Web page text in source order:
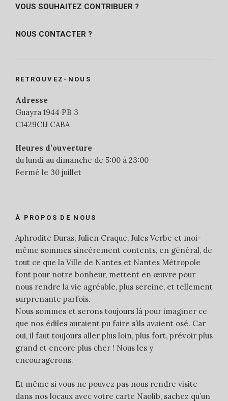
VOUS SOUHAITEZ CONTRIBUER ?
NOUS CONTACTER ?
RETROUVEZ-NOUS
Adresse
Guayra 1944 PB 3
C1429CIJ CABA
Heures d’ouverture
du lundi au dimanche de 5:00 à 23:00
Fermé le 30 juillet
À PROPOS DE NOUS
Aphrodite Duras, Julien Craque, Jules Verbe et moi-
même sommes sincèrement contents, en général, de
tout ce que la Ville de Nantes et Nantes Métropole
font pour notre bonheur, mettent en œuvre pour
nous rendre la vie agréable, plus sereine, et tellement
surprenante parfois.
Nous sommes et serons toujours là pour imaginer ce
que nos édiles auraient pu faire s’ils avaient osé. Car
oui, il faut toujours aller plus loin, plus fort, prévoir plus
grand et encore plus cher ! Nous les y
encouragerons.
Et même si vous ne pouvez pas nous rendre visite
dans nos locaux avec votre carte Naolib, sachez qu’un